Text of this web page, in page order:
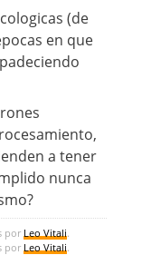
(de
en que
a tener
nunca
por Leo Vitali.
por Leo Vitali.